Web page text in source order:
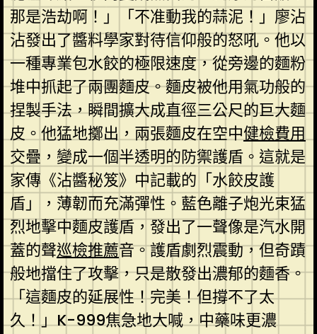
那是浩劫啊！」「不准動我的蒜泥！」廖沾
沾發出了醬料學家對待信仰般的怒吼。他以
一種專業包水餃的極限速度，從旁邊的麵粉
堆中抓起了兩團麵皮。麵皮被他用氣功般的
捏製手法，瞬間擴大成直徑三公尺的巨大麵
皮。他猛地擲出，兩張麵皮在空中健檢費用
交疊，變成一個半透明的防禦護盾。這就是
家傳《沾醬秘笈》中記載的「水餃皮護
盾」，薄韌而充滿彈性。藍色離子炮光束猛
烈地擊中麵皮護盾，發出了一聲像是汽水開
蓋的聲巡檢推薦音。護盾劇烈震動，但奇蹟
般地擋住了攻擊，只是散發出濃郁的麵香。
「這麵皮的延展性！完美！但撐不了太
久！」K-999焦急地大喊，中藥味更濃